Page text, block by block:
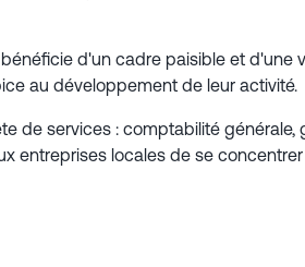
d'un cadre paisible et d'une
au développement de leur activité.
services : comptabilité générale,
entreprises locales de se